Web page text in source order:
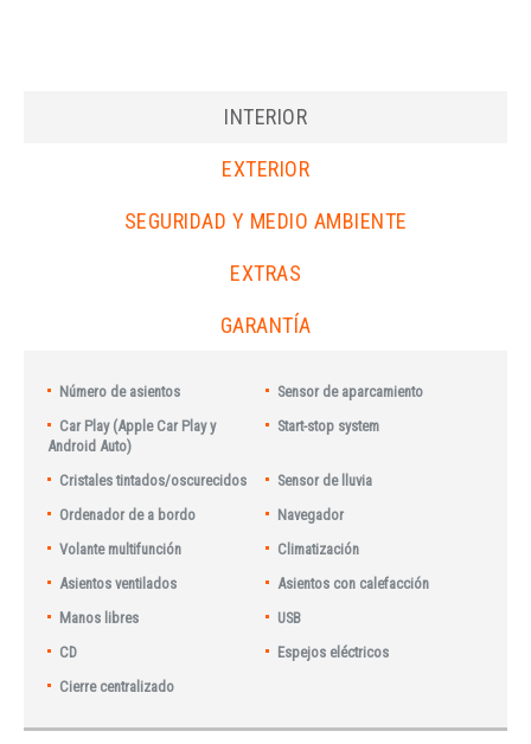
INTERIOR
EXTERIOR
SEGURIDAD Y MEDIO AMBIENTE
EXTRAS
GARANTÍA
Número de asientos
Sensor de aparcamiento
Car Play (Apple Car Play y
Android Auto)
Start-stop system
Cristales tintados/oscurecidos
Sensor de lluvia
Ordenador de a bordo
Navegador
Volante multifunción
Climatización
Asientos ventilados
Asientos con calefacción
Manos libres
USB
CD
Espejos eléctricos
Cierre centralizado